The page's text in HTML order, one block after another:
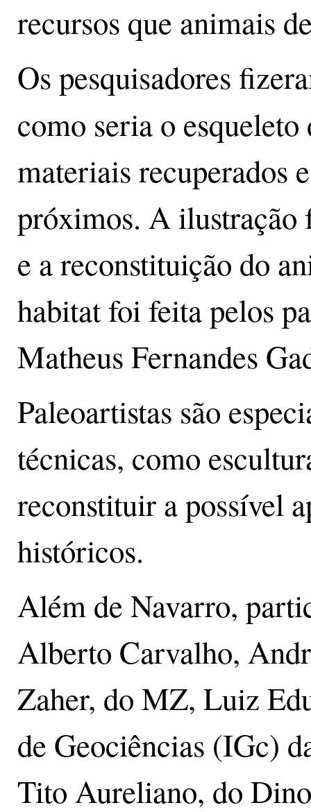
recursos que animais
Os pesquisadores
como seria o
materiais recuperados
próximos. A ilustração
e a reconstituição do
habitat foi feita pelos
Matheus Fernandes
Paleoartistas são
técnicas, como
reconstituir a possível
históricos.
Além de Navarro,
Alberto Carvalho,
Zaher, do MZ, Luiz
de Geociências (IGc)
Tito Aureliano, do